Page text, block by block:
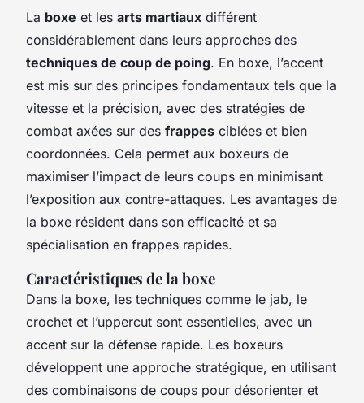
La boxe et les arts martiaux différent
considérablement dans leurs approches des
techniques de coup de poing. En boxe, l’accent
est mis sur des principes fondamentaux tels que la
vitesse et la précision, avec des stratégies de
combat axées sur des frappes ciblées et bien
coordonnées. Cela permet aux boxeurs de
maximiser l’impact de leurs coups en minimisant
l’exposition aux contre-attaques. Les avantages de
la boxe résident dans son efficacité et sa
spécialisation en frappes rapides.
Caractéristiques de la boxe
Dans la boxe, les techniques comme le jab, le
crochet et l’uppercut sont essentielles, avec un
accent sur la défense rapide. Les boxeurs
développent une approche stratégique, en utilisant
des combinaisons de coups pour désorienter et